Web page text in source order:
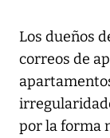
Los dueños
correos de
por la forma